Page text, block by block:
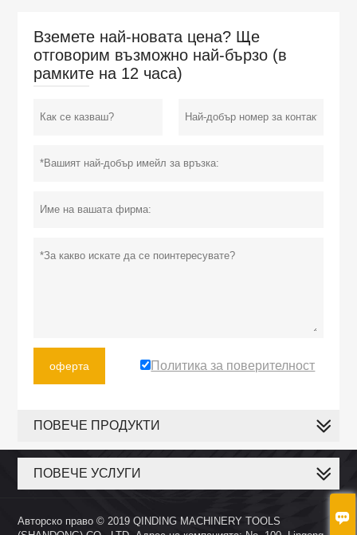

Вземете най-новата цена? Ще
отговорим възможно най-бързо (в
рамките на 12 часа)
оферта Политика за поверителност
ПОВЕЧЕ ПРОДУКТИ
ПОВЕЧЕ УСЛУГИ
Авторско право © 2019 QINDING MACHINERY TOOLS